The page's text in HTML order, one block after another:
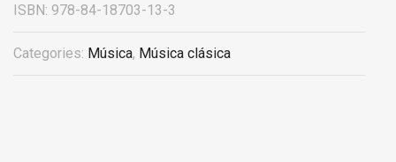
ISBN: 978-84-18703-13-3
Categories: Música, Música clásica